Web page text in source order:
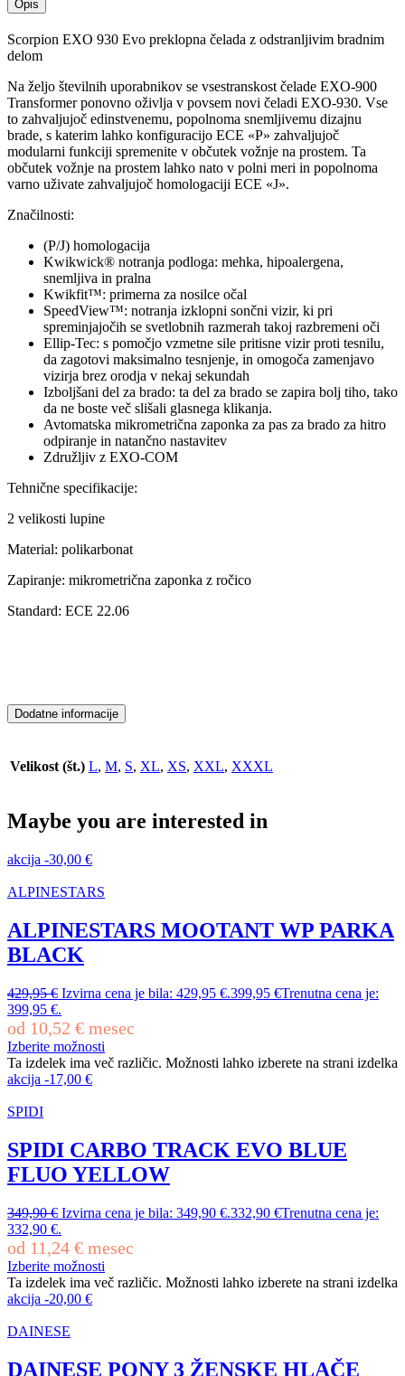
Opis
Scorpion EXO 930 Evo preklopna čelada z odstranljivim bradnim
delom
Na željo številnih uporabnikov se vsestranskost čelade EXO-900
Transformer ponovno oživlja v povsem novi čeladi EXO-930. Vse
to zahvaljujoč edinstvenemu, popolnoma snemljivemu dizajnu
brade, s katerim lahko konfiguracijo ECE «P» zahvaljujoč
modularni funkciji spremenite v občutek vožnje na prostem. Ta
občutek vožnje na prostem lahko nato v polni meri in popolnoma
varno uživate zahvaljujoč homologaciji ECE «J».
Značilnosti:
(P/J) homologacija
Kwikwick® notranja podloga: mehka, hipoalergena,
snemljiva in pralna
Kwikfit™: primerna za nosilce očal
SpeedView™: notranja izklopni sončni vizir, ki pri
spreminjajočih se svetlobnih razmerah takoj razbremeni oči
Ellip-Tec: s pomočjo vzmetne sile pritisne vizir proti tesnilu,
da zagotovi maksimalno tesnjenje, in omogoča zamenjavo
vizirja brez orodja v nekaj sekundah
Izboljšani del za brado: ta del za brado se zapira bolj tiho, tako
da ne boste več slišali glasnega klikanja.
Avtomatska mikrometrična zaponka za pas za brado za hitro
odpiranje in natančno nastavitev
Združljiv z EXO-COM
Tehnične specifikacije:
2 velikosti lupine
Material: polikarbonat
Zapiranje: mikrometrična zaponka z ročico
Standard: ECE 22.06
Dodatne informacije
Velikost (št.) L, M, S, XL, XS, XXL, XXXL
Maybe you are interested in
akcija -30,00 €
ALPINESTARS
ALPINESTARS MOOTANT WP PARKA
BLACK
429,95€ Izvirna cena je bila: 429,95 €.399,95 €Trenutna cena je:
399,95 €.
od 10,52 € mesec
Izberite možnosti
Ta izdelek ima več različic. Možnosti lahko izberete na strani izdelka
akcija -17,00 €
SPIDI
SPIDI CARBO TRACK EVO BLUE
FLUO YELLOW
349,90€ Izvirna cena je bila: 349,90 €.332,90 €Trenutna cena je:
332,90 €.
od 11,24 € mesec
Izberite možnosti
Ta izdelek ima več različic. Možnosti lahko izberete na strani izdelka
akcija -20,00 €
DAINESE
DAINESE PONY 3 ŽENSKE HLAČE